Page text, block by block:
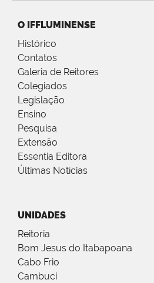
O IFFLUMINENSE
Histórico
Contatos
Galeria de Reitores
Colegiados
Legislação
Ensino
Pesquisa
Extensão
Essentia Editora
Últimas Notícias
UNIDADES
Reitoria
Bom Jesus do Itabapoana
Cabo Frio
Cambuci